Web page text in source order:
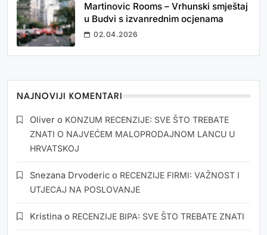
Martinovic Rooms – Vrhunski smještaj
u Budvi s izvanrednim ocjenama
02.04.2026
NAJNOVIJI KOMENTARI
Oliver o KONZUM RECENZIJE: SVE ŠTO TREBATE
ZNATI O NAJVEĆEM MALOPRODAJNOM LANCU U
HRVATSKOJ
Snezana Drvoderic o RECENZIJE FIRMI: VAŽNOST I
UTJECAJ NA POSLOVANJE
Kristina o RECENZIJE BIPA: SVE ŠTO TREBATE ZNATI